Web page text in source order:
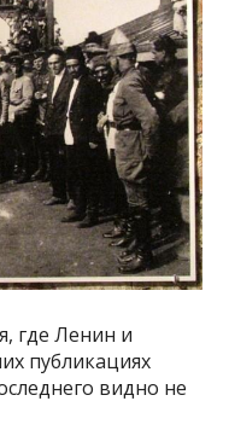
где Ленин и
публикациях
видно не